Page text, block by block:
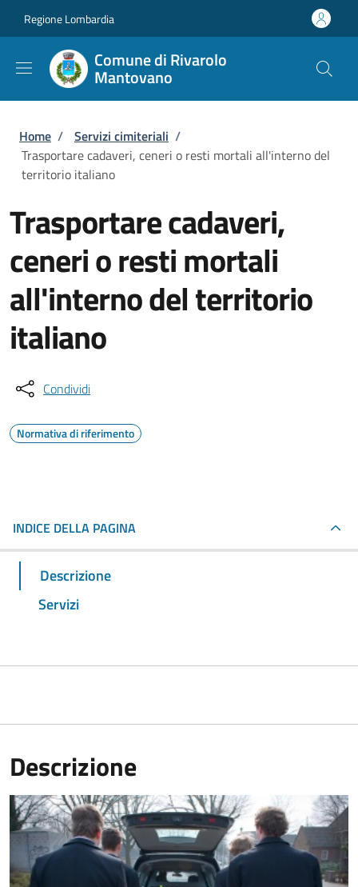
Regione Lombardia
Comune di Rivarolo
Mantovano
Briciole di pane
Home / Servizi cimiteriali /
Trasportare cadaveri, ceneri o resti mortali all'interno del
territorio italiano
Trasportare cadaveri,
ceneri o resti mortali
all'interno del territorio
italiano
Condividi
Normativa di riferimento
INDICE DELLA PAGINA
Descrizione
Servizi
Descrizione